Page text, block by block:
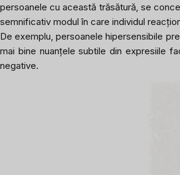
persoanele cu această trăsătură, se
semnificativ modul în care individul
De exemplu, persoanele hipersensibile
mai bine nuanțele subtile din expresiile
negative.